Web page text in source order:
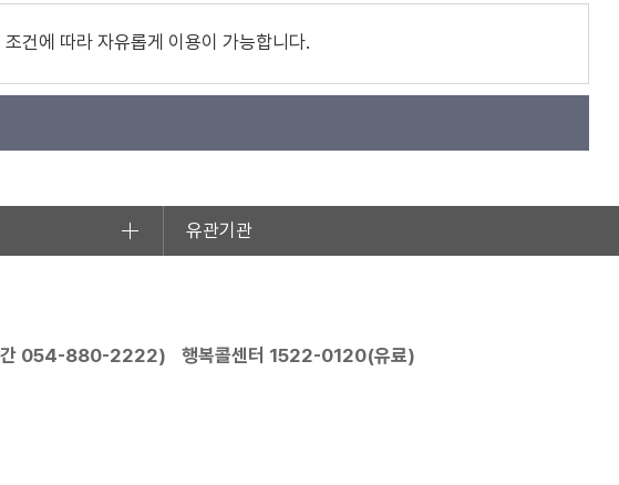
조건에 따라 자유롭게 이용이 가능합니다.
유관기관
054-880-2222) 행복콜센터 1522-0120(유료)